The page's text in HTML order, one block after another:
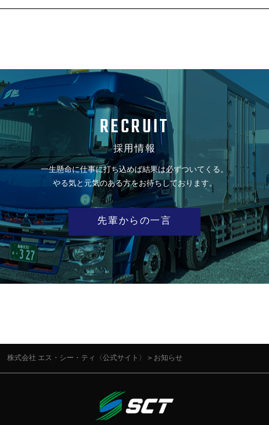
RECRUIT
採用情報
一生懸命に仕事に打ち込めば結果は必ずついてくる。
やる気と元気のある方をお待ちしております。
先輩からの一言
株式会社 エス・シー・ティ〈公式サイト〉 > お知らせ